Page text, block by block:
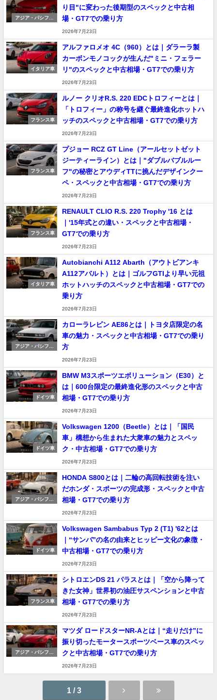
アジア・パシフィ
り目"に変わった後期型のスペックと中古相
場・GT7での乗り方
2026年7月23日
イタリア車
アルファロメオ 4C（960）とは｜ダラーラ製
カーボンモノコックが生んだ"ミニ・フェラー
リ"のスペックと中古相場・GT7での乗り方
2026年7月23日
フランス車
ルノー クリオR.S. 220 EDCトロフィーとは｜
「トロフィー」の称号を継ぐ最終進化ホットハ
ッチのスペックと中古相場・GT7での乗り方
2026年7月23日
フランス車
プジョー RCZ GT Line（アールセットゼット
ジーティーライン）とは｜"ダブルバブルルー
フ"の秘密とアウディTTに挑んだデザインクー
ペ・スペックと中古相場・GT7での乗り方
2026年7月23日
フランス車
RENAULT CLIO R.S. 220 Trophy '16 とは
｜'15年式との違い・スペックと中古相場・
GT7での乗り方
2026年7月23日
イタリア車
Autobianchi A112 Abarth（アウトビアンキ
A112アバルト）とは｜ゴルフGTIより早い元祖
ホットハッチのスペックと中古相場・GT7での
乗り方
2026年7月23日
アジア・パシフィ
カローラレビン AE86とは｜トヨタ店限定の名
車の魅力・スペックと中古相場・GT7での乗り
方
2026年7月23日
ドイツ車
BMW M3スポーツエボリューション（E30）と
は｜600台限定の最終進化形のスペックと中古
相場・GT7での乗り方
2026年7月23日
ドイツ車
Volkswagen 1200（Beetle）とは｜「国民
車」構想から生まれた大衆車の魅力とスペッ
ク・中古相場・GT7での乗り方
2026年7月23日
アジア・パシフィ
HONDA S800とは｜二輪の高回転技術を注い
だホンダ・スポーツの完成形・スペックと中古
相場・GT7での乗り方
2026年7月23日
ドイツ車
Volkswagen Sambabus Typ 2 (T1) '62とは
｜“サンバ”の名の由来とヒッピー文化の象徴・
中古相場・GT7での乗り方
2026年7月23日
フランス車
シトロエンDS 21 パラスとは｜「空から降って
きた女神」世界初の油圧サスペンションと中古
相場・GT7での乗り方
2026年7月23日
アジア・パシフィ
マツダ ロードスターNR-Aとは｜“走りだけ”に
振り切ったモータースポーツベース車のスペッ
クと中古相場・GT7での乗り方
2026年7月23日
1 / 3